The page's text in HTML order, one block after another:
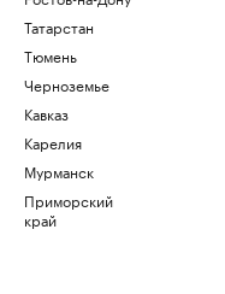
Татарстан
Тюмень
Черноземье
Кавказ
Карелия
Мурманск
Приморский
край